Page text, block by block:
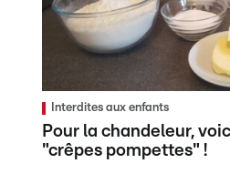
Interdites aux enfants
Pour la chandeleur,
"crêpes pompettes" !